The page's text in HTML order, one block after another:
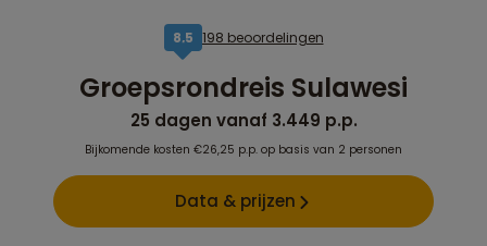
8,5 198 beoordelingen
Groepsrondreis Sulawesi
25 dagen vanaf 3.449 p.p.
Bijkomende kosten €26,25 p.p. op basis van 2 personen
Data & prijzen